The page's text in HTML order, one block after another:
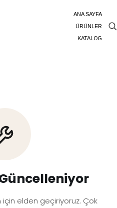
ANA SAYFA
ÜRÜNLER
KATALOG
elden geçiriyoruz. Çok